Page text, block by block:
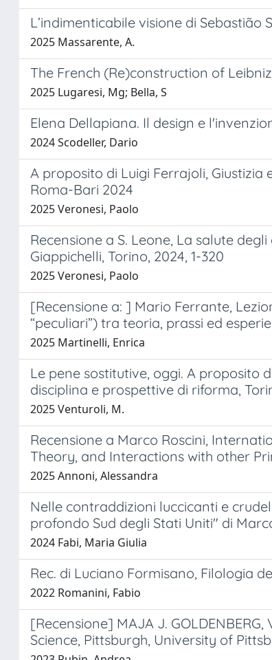
L’indimenticabile visione di Sebastião
2025 Massarente, A.
The French (Re)construction of
2025 Lugaresi, Mg; Bella, S
Elena Dellapiana. Il design e
2024 Scodeller, Dario
A proposito di Luigi Ferrajoli,
Roma-Bari 2024
2025 Veronesi, Paolo
Recensione a S. Leone, La salute
Giappichelli, Torino, 2024, 1-320
2025 Veronesi, Paolo
[Recensione a: ] Mario Ferrante,
“peculiari”) tra teoria, prassi ed
2025 Martinelli, Enrica
Le pene sostitutive, oggi. A proposito
disciplina e prospettive di riforma,
2025 Venturoli, M.
Recensione a Marco Roscini,
Theory, and Interactions with other
2025 Annoni, Alessandra
Nelle contraddizioni luccicanti e
profondo Sud degli Stati Uniti" di
2024 Fabi, Maria Giulia
Rec. di Luciano Formisano, Filologia
2022 Romanini, Fabio
[Recensione] MAJA J.
Science, Pittsburgh, University of